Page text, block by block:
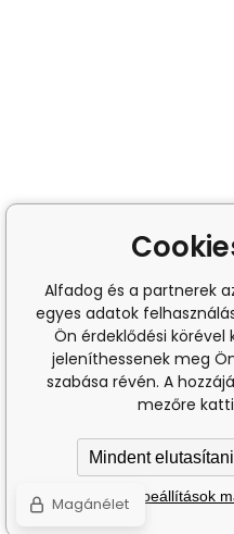
Alfadog és a partnerek
egyes adatok
Ön érdeklődési
jeleníthessenek meg
szabása révén. A
mezőre
Mindent elutasítani
A részletes beállítások
Magánélet